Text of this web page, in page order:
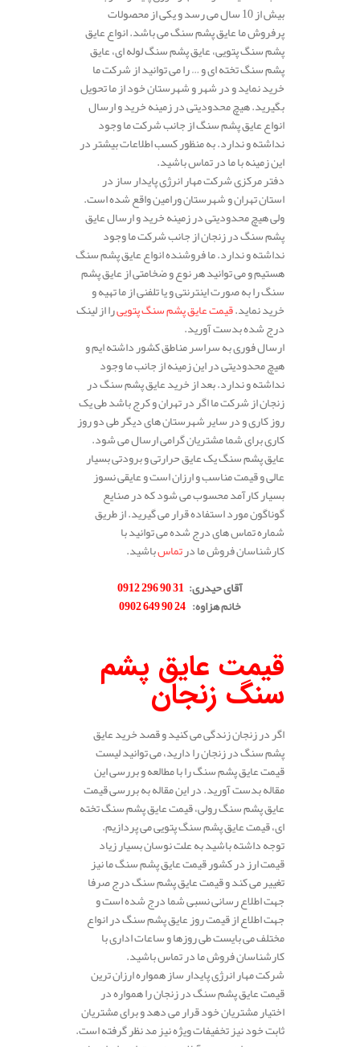
بیش از 10 سال می رسد و یکی از محصولات
پرفروش ما عایق پشم سنگ می باشد. انواع عایق
پشم سنگ پتویی، عایق پشم سنگ لوله ای، عایق
پشم سنگ تخته ای و … را می توانید از شرکت ما
خرید نماید و در شهر و شهرستان خود از ما تحویل
بگیرید. هیچ محدودیتی در زمینه خرید و ارسال
انواع عایق پشم سنگ از جانب شرکت ما وجود
نداشته و ندارد. به منظور کسب اطلاعات بیشتر در
این زمینه با ما در تماس باشید.
دفتر مرکزی شرکت مهار انرژی پایدار ساز در
استان تهران و شهرستان ورامین واقع شده است.
ولی هیچ محدودیتی در زمینه خرید و ارسال عایق
پشم سنگ در زنجان از جانب شرکت ما وجود
نداشته و ندارد. ما فروشنده انواع عایق پشم سنگ
هستیم و می توانید هر نوع و ضخامتی از عایق پشم
سنگ را به صورت اینترنتی و یا تلفنی از ما تهیه و
خرید نماید.قیمت عایق پشم سنگ پتوییرا از لینک
درج شده بدست آورید.
ارسال فوری به سراسر مناطق کشور داشته ایم و
هیچ محدودیتی در این زمینه از جانب ما وجود
نداشته و ندارد. بعد از خرید عایق پشم سنگ در
زنجان از شرکت ما اگر در تهران و کرج باشد طی یک
روز کاری و در سایر شهرستان های دیگر طی دو روز
کاری برای شما مشتریان گرامی ارسال می شود.
عایق پشم سنگ یک عایق حرارتی و برودتی بسیار
عالی و قیمت مناسب و ارزان است و عایقی نسوز
بسیار کارآمد محسوب می شود که در صنایع
گوناگون مورد استفاده قرار می گیرید. از طریق
شماره تماس های درج شده می توانید با
کارشناسان فروش ما درتماسباشید.
آقای حیدری:
31 90 296 0912
خانم هزاوه:
24 90 649 0902
قیمت عایق پشم
سنگ زنجان
اگر در زنجان زندگی می کنید و قصد خرید عایق
پشم سنگ در زنجان را دارید، می توانید لیست
قیمت عایق پشم سنگ را با مطالعه و بررسی این
مقاله بدست آورید. در این مقاله به بررسی قیمت
عایق پشم سنگ رولی، قیمت عایق پشم سنگ تخته
ای، قیمت عایق پشم سنگ پتویی می پردازیم.
توجه داشته باشید به علت نوسان بسیار زیاد
قیمت ارز در کشور قیمت عایق پشم سنگ ما نیز
تغییر می کند و قیمت عایق پشم سنگ درج صرفا
جهت اطلاع رسانی نسبی شما درج شده است و
جهت اطلاع از قیمت روز عایق پشم سنگ در انواع
مختلف می بایست طی روزها و ساعات اداری با
کارشناسان فروش ما در تماس باشید.
شرکت مهار انرژی پایدار ساز همواره ارزان ترین
قیمت عایق پشم سنگ در زنجان را همواره در
اختیار مشتریان خود قرار می دهد و برای مشتریان
ثابت خود نیز تخفیفات ویژه نیز مد نظر گرفته است.